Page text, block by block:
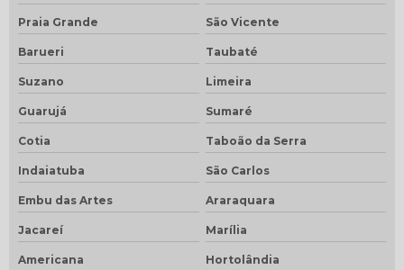
Praia Grande São Vicente
Barueri Taubaté
Suzano Limeira
Guarujá Sumaré
Cotia Taboão da Serra
Indaiatuba São Carlos
Embu das Artes Araraquara
Jacareí Marília
Americana Hortolândia